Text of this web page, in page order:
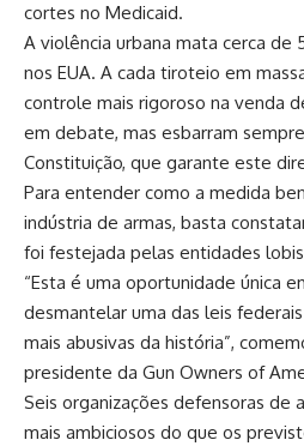
cortes no Medicaid.
A violência urbana mata cerca de
nos EUA. A cada tiroteio em
controle mais rigoroso na venda
em debate, mas esbarram
Constituição, que garante este
Para entender como a medida
indústria de armas, basta
foi festejada pelas entidades
“Esta é uma oportunidade única
desmantelar uma das leis
mais abusivas da história”,
presidente da Gun Owners of
Seis organizações defensoras de
mais ambiciosos do que os